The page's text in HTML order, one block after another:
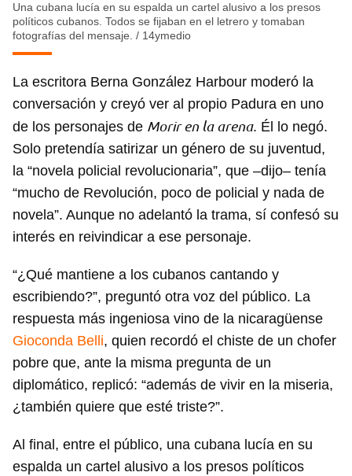
Guardar como favorito
Para poder guardar como favorito, primero has de
iniciar sesión con tu cuenta de 14ymedio.
Una cubana lucía en su espalda un cartel alusivo a los presos
políticos cubanos. Todos se fijaban en el letrero y tomaban
fotografías del mensaje. / 14ymedio
La escritora Berna González Harbour moderó la
conversación y creyó ver al propio Padura en uno
de los personajes de Morir en la arena. Él lo negó.
Solo pretendía satirizar un género de su juventud,
la “novela policial revolucionaria”, que –dijo– tenía
“mucho de Revolución, poco de policial y nada de
novela”. Aunque no adelantó la trama, sí confesó su
interés en reivindicar a ese personaje.
“¿Qué mantiene a los cubanos cantando y
escribiendo?”, preguntó otra voz del público. La
respuesta más ingeniosa vino de la nicaragüense
Gioconda Belli, quien recordó el chiste de un chofer
pobre que, ante la misma pregunta de un
diplomático, replicó: “además de vivir en la miseria,
¿también quiere que esté triste?”.
Al final, entre el público, una cubana lucía en su
espalda un cartel alusivo a los presos políticos